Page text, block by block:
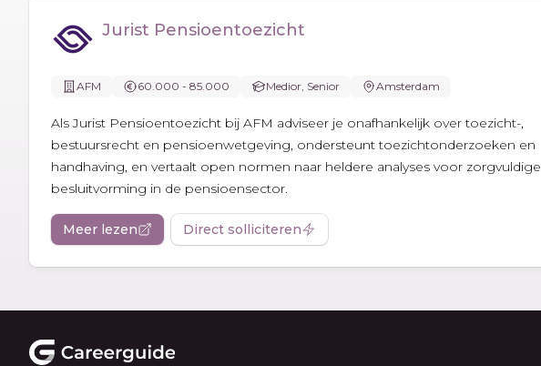
Jurist Pensioentoezicht
AFM 60.000 - 85.000 Medior, Senior Amsterdam
Als Jurist Pensioentoezicht bij AFM adviseer je onafhankelijk over toezicht-,
bestuursrecht en pensioenwetgeving, ondersteunt toezichtonderzoeken en
handhaving, en vertaalt open normen naar heldere analyses voor zorgvuldige
besluitvorming in de pensioensector.
Meer lezen Direct solliciteren